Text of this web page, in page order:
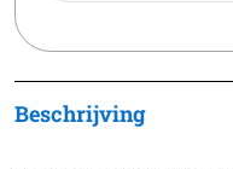
Beschrijving